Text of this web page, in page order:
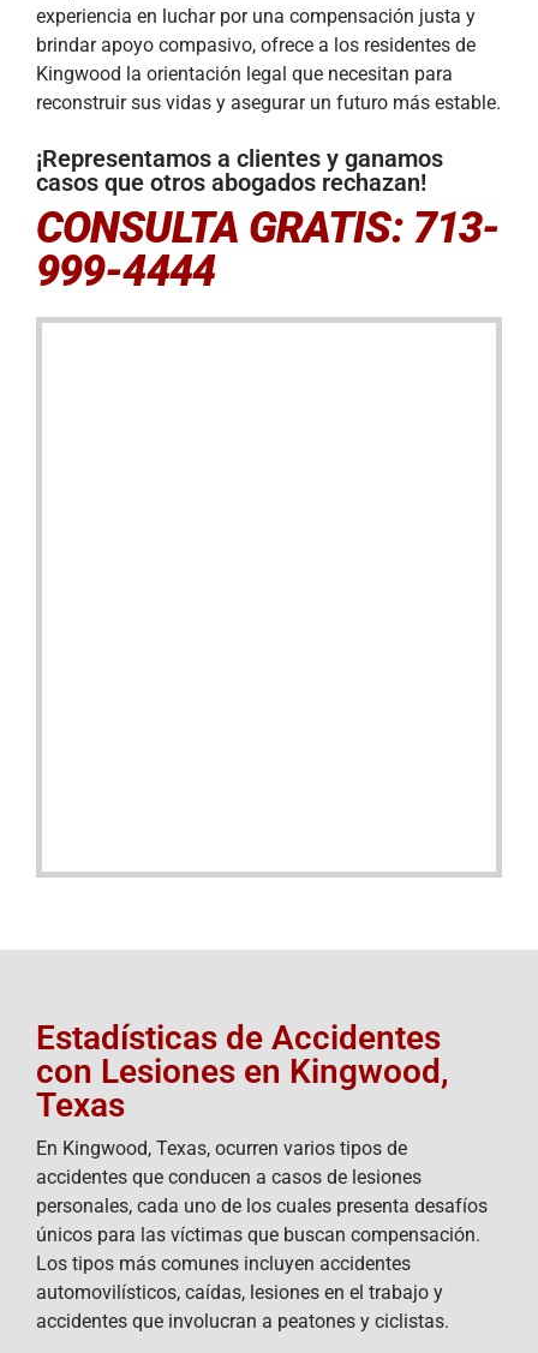
experiencia en luchar por una compensación justa y
brindar apoyo compasivo, ofrece a los residentes de
Kingwood la orientación legal que necesitan para
reconstruir sus vidas y asegurar un futuro más estable.
¡Representamos a clientes y ganamos
casos que otros abogados rechazan!
CONSULTA GRATIS: 713-
999-4444
Estadísticas de Accidentes
con Lesiones en Kingwood,
Texas
En Kingwood, Texas, ocurren varios tipos de
accidentes que conducen a casos de lesiones
personales, cada uno de los cuales presenta desafíos
únicos para las víctimas que buscan compensación.
Los tipos más comunes incluyen accidentes
automovilísticos, caídas, lesiones en el trabajo y
accidentes que involucran a peatones y ciclistas.